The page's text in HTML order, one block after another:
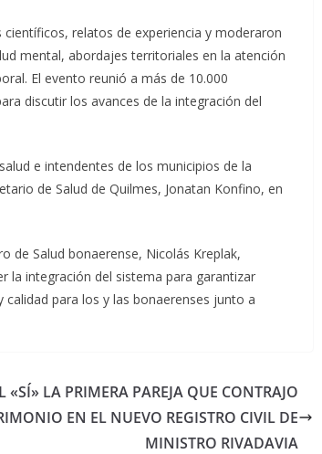
relatos de experiencia y moderaron
mental, abordajes territoriales en la atención
El evento reunió a más de 10.000
discutir los avances de la integración del
e intendentes de los municipios de la
de Salud de Quilmes, Jonatan Konfino, en
de Salud bonaerense, Nicolás Kreplak,
la integración del sistema para garantizar
para los y las bonaerenses junto a
«SÍ» LA PRIMERA PAREJA QUE CONTRAJO
EN EL NUEVO REGISTRO CIVIL DE
MINISTRO RIVADAVIA